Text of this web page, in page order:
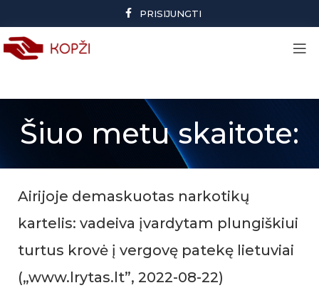
PRISIJUNGTI
Šiuo metu skaitote:
Airijoje demaskuotas narkotikų
kartelis: vadeiva įvardytam plungiškiui
turtus krovė į vergovę patekę lietuviai
(„www.lrytas.lt”, 2022-08-22)